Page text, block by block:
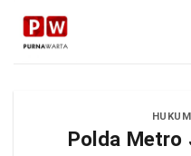
Skip
content
HUKUM
Polda Metro